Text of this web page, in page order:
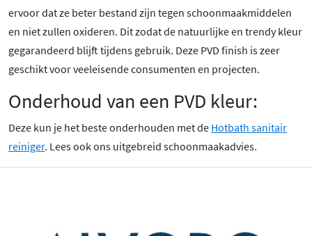
ervoor dat ze beter bestand zijn tegen schoonmaakmiddelen
en niet zullen oxideren. Dit zodat de natuurlijke en trendy kleur
gegarandeerd blijft tijdens gebruik. Deze PVD finish is zeer
geschikt voor veeleisende consumenten en projecten.
Onderhoud van een PVD kleur:
Deze kun je het beste onderhouden met de Hotbath sanitair
reiniger. Lees ook ons uitgebreid schoonmaakadvies.